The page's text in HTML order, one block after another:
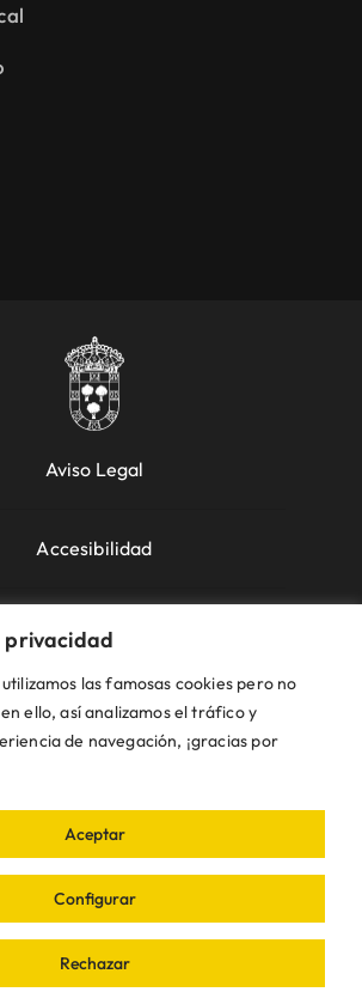
privacidad
las famosas cookies pero no
ello, así analizamos el tráfico y
de navegación, ¡gracias por
Configurar
Rechazar
Aceptar
Aviso Legal
Accesibilidad
Política de Cookies
Política de Privacidad
- 2026 •Ayuntamiento de Villanueva
de Perales | Madrid • Todos los
• Diseñado con ❤ poriDEA